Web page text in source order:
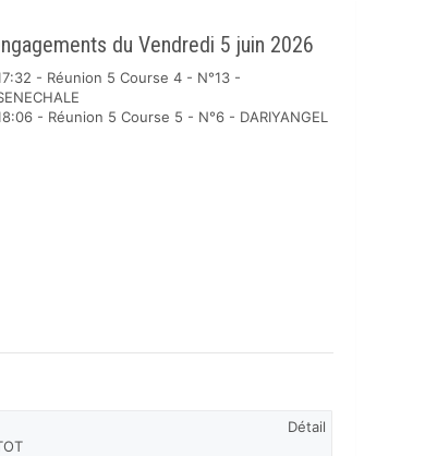
du Vendredi 5 juin 2026
- Réunion 5 Course 4 - N°13 -
- Réunion 5 Course 5 - N°6 - DARIYANGEL
Détail